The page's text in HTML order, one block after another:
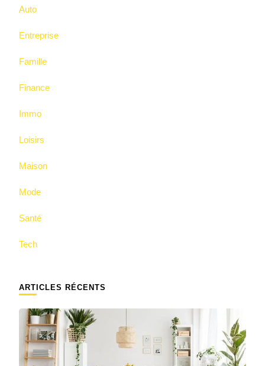
Auto
Entreprise
Famille
Finance
Immo
Loisirs
Maison
Mode
Santé
Tech
ARTICLES RÉCENTS